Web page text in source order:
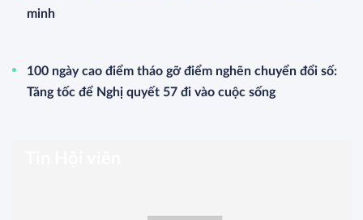
minh
100 ngày cao điểm tháo gỡ điểm nghẽn chuyển đổi số:
Tăng tốc để Nghị quyết 57 đi vào cuộc sống